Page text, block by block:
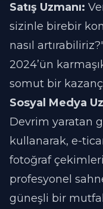
Satış Uzmanı:
sizinle birebir
nasıl
2024’ün
somut bir
Sosyal Medya
Devrim yaratan
kullanarak, e-
fotoğraf
profesyonel
güneşli bir